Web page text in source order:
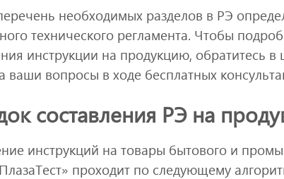
необходимых разделов в РЭ
технического регламента. Чтобы
инструкции на продукцию, обратитесь
ваши вопросы в ходе бесплатных
составления РЭ на
инструкций на товары бытового и
проходит по следующему